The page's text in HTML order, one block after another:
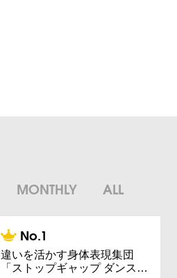
MONTHLY ALL
違いを活かす身体表現集団
「ストップギャップ ダンス…